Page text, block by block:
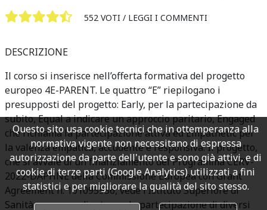
552 VOTI / LEGGI I COMMENTI
DESCRIZIONE
Il corso si inserisce nell’offerta formativa del progetto
europeo 4E-PARENT. Le quattro “E” riepilogano i
presupposti del progetto: Early, per la partecipazione da
subito, Equal a indicare un approccio paritario, Engaged
che richiama la partecipazione attiva ed Empathetic per
la valenza empatica, accudente e responsiva. Il progetto,
che si avvale di un finanziamento del Programma CERV-
2022-DAPHNE della Commissione Europea con Grant
Agreement n. 101095956, vede l’Istituto Superiore di
Sanità come coordinatore e la partecipazione di diversi
Questo sito usa cookie tecnici che in ottemperanza alla
normativa vigente non necessitano di espressa
autorizzazione da parte dell'utente e sono già attivi, e di
cookie di terze parti (Google Analytics) utilizzati a fini
statistici e per migliorare la qualità del sito stesso.